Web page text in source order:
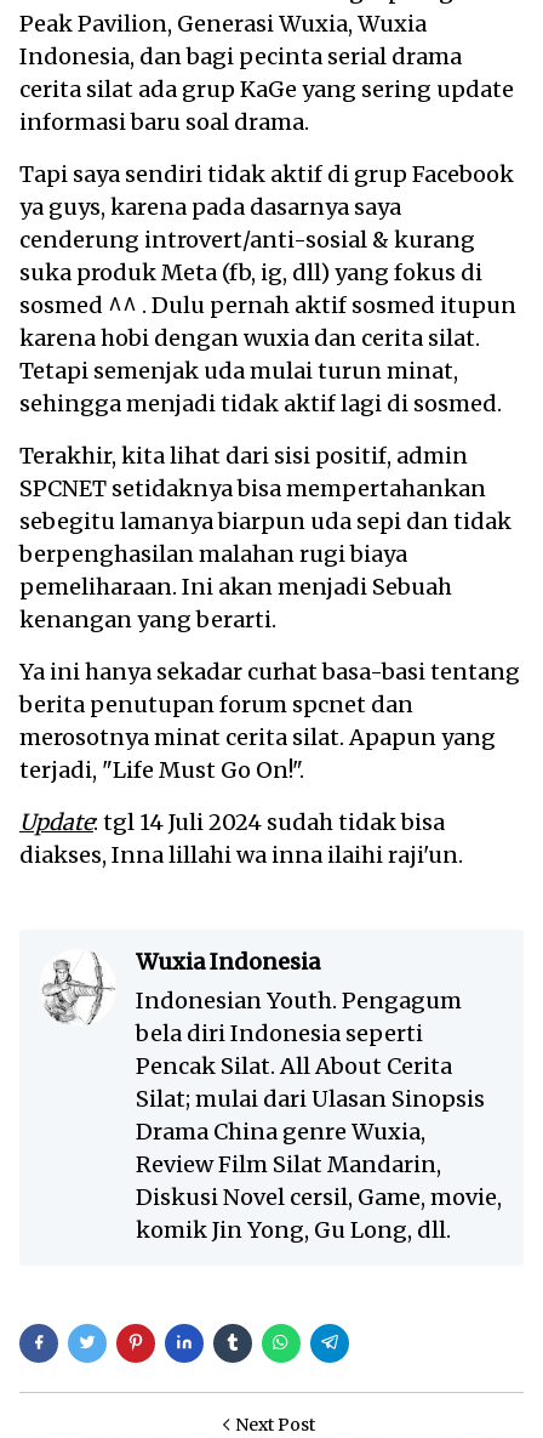
Peak Pavilion, Generasi Wuxia, Wuxia
Indonesia, dan bagi pecinta serial drama
cerita silat ada grup KaGe yang sering update
informasi baru soal drama.
Tapi saya sendiri tidak aktif di grup Facebook
ya guys, karena pada dasarnya saya
cenderung introvert/anti-sosial & kurang
suka produk Meta (fb, ig, dll) yang fokus di
sosmed ^^ . Dulu pernah aktif sosmed itupun
karena hobi dengan wuxia dan cerita silat.
Tetapi semenjak uda mulai turun minat,
sehingga menjadi tidak aktif lagi di sosmed.
Terakhir, kita lihat dari sisi positif, admin
SPCNET setidaknya bisa mempertahankan
sebegitu lamanya biarpun uda sepi dan tidak
berpenghasilan malahan rugi biaya
pemeliharaan. Ini akan menjadi Sebuah
kenangan yang berarti.
Ya ini hanya sekadar curhat basa-basi tentang
berita penutupan forum spcnet dan
merosotnya minat cerita silat. Apapun yang
terjadi, "Life Must Go On!".
Update: tgl 14 Juli 2024 sudah tidak bisa
diakses, Inna lillahi wa inna ilaihi raji'un.
Wuxia Indonesia
Indonesian Youth. Pengagum
bela diri Indonesia seperti
Pencak Silat. All About Cerita
Silat; mulai dari Ulasan Sinopsis
Drama China genre Wuxia,
Review Film Silat Mandarin,
Diskusi Novel cersil, Game, movie,
komik Jin Yong, Gu Long, dll.
Next Post